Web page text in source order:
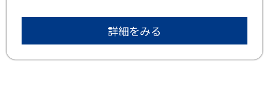
詳細をみる